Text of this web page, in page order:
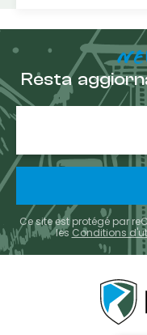
Resta
Ce site est protégé par
les Conditions